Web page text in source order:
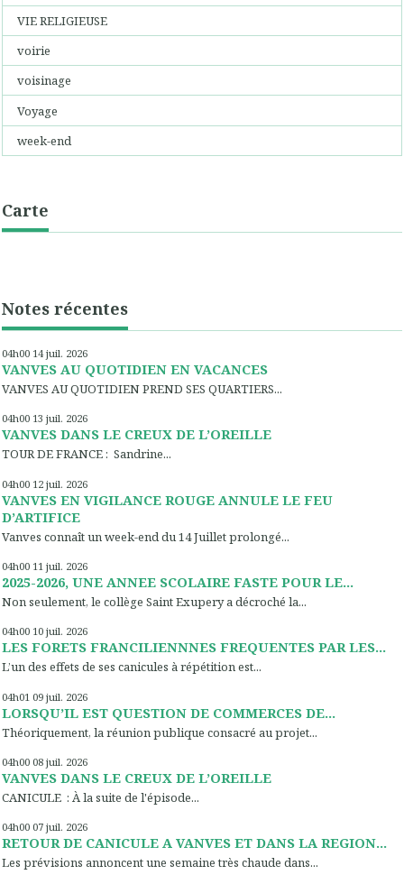
VIE RELIGIEUSE
voirie
voisinage
Voyage
week-end
Carte
Notes récentes
04h00 14 juil. 2026
VANVES AU QUOTIDIEN EN VACANCES
VANVES AU QUOTIDIEN PREND SES QUARTIERS...
04h00 13 juil. 2026
VANVES DANS LE CREUX DE L’OREILLE
TOUR DE FRANCE : Sandrine...
04h00 12 juil. 2026
VANVES EN VIGILANCE ROUGE ANNULE LE FEU
D’ARTIFICE
Vanves connaît un week-end du 14 Juillet prolongé...
04h00 11 juil. 2026
2025-2026, UNE ANNEE SCOLAIRE FASTE POUR LE...
Non seulement, le collège Saint Exupery a décroché la...
04h00 10 juil. 2026
LES FORETS FRANCILIENNNES FREQUENTES PAR LES...
L’un des effets de ses canicules à répétition est...
04h01 09 juil. 2026
LORSQU’IL EST QUESTION DE COMMERCES DE...
Théoriquement, la réunion publique consacré au projet...
04h00 08 juil. 2026
VANVES DANS LE CREUX DE L’OREILLE
CANICULE : À la suite de l'épisode...
04h00 07 juil. 2026
RETOUR DE CANICULE A VANVES ET DANS LA REGION...
Les prévisions annoncent une semaine très chaude dans...